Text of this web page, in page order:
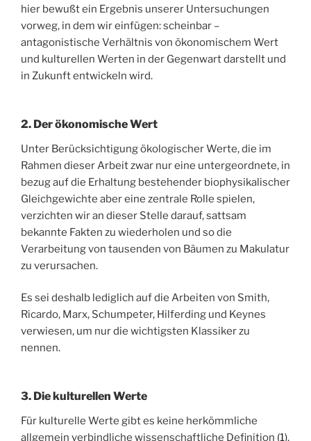
hier bewußt ein Ergebnis unserer Untersuchungen
vorweg, in dem wir einfügen: scheinbar –
antagonistische Verhältnis von ökonomischem Wert
und kulturellen Werten in der Gegenwart darstellt und
in Zukunft entwickeln wird.
2. Der ökonomische Wert
Unter Berücksichtigung ökologischer Werte, die im
Rahmen dieser Arbeit zwar nur eine untergeordnete, in
bezug auf die Erhaltung bestehender biophysikalischer
Gleichgewichte aber eine zentrale Rolle spielen,
verzichten wir an dieser Stelle darauf, sattsam
bekannte Fakten zu wiederholen und so die
Verarbeitung von tausenden von Bäumen zu Makulatur
zu verursachen.
Es sei deshalb lediglich auf die Arbeiten von Smith,
Ricardo, Marx, Schumpeter, Hilferding und Keynes
verwiesen, um nur die wichtigsten Klassiker zu
nennen.
3. Die kulturellen Werte
Für kulturelle Werte gibt es keine herkömmliche
allgemein verbindliche wissenschaftliche Definition (1).